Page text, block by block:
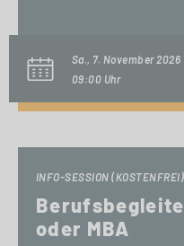
Sa., 7. November 2026
09:00 Uhr
INFO-SESSION (KOSTENFREI)
oder MBA